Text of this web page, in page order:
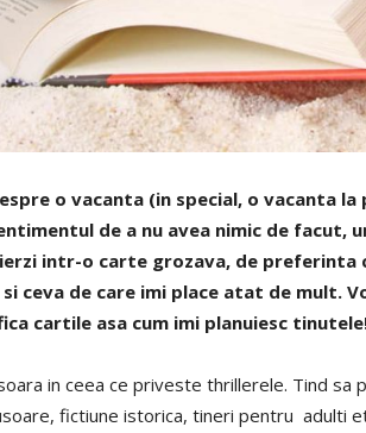
o vacanta (in special, o vacanta
de a nu avea nimic de
intr-o carte grozava, de preferinta
ceva de care imi place atat de mult.
cartile asa cum imi planuiesc
in ceea ce priveste thrillerele. Tind sa
fictiune istorica, tineri pentru adulti